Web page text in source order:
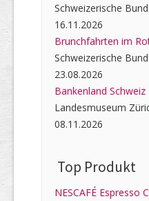
Schweizerische
16.11.2026
Brunchfahrten im
Schweizerische
23.08.2026
Bankenland Schweiz
Landesmuseum
08.11.2026
Top Produkt
NESCAFÉ Espresso